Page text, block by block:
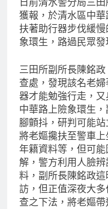
獲報，於清水區中
扶著助行器步伐緩
象環生，路過民眾
三田所副所長陳銘
查處，發現該名老
器才能勉強行走，
中華路上險象環生
腳顫抖，研判可能
將老嫗攙扶至警車
年籍資料等，但可
解，警方利用人臉
料，副所長陳銘政
訪，但正值深夜大
查之下法，將老嫗帶